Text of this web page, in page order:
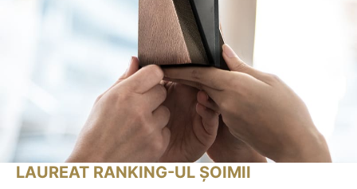
LAUREAT RANKING-UL ȘOIMII